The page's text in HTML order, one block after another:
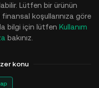
Lütfen bir ürünün
finansal koşullarınıza göre
bilgi için lütfen Kullanım
bakınız.
konu